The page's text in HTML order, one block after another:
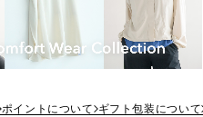
ポイントについて ギフト包装について